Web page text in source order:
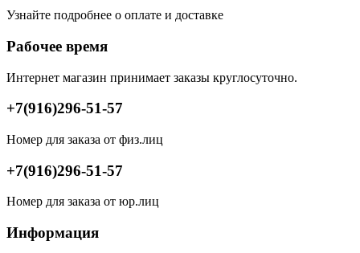
Узнайте подробнее о оплате и доставке
Рабочее время
Интернет магазин принимает заказы круглосуточно.
+7(916)296-51-57
Номер для заказа от физ.лиц
+7(916)296-51-57
Номер для заказа от юр.лиц
Информация